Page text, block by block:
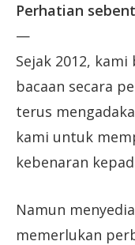
Perhatian
—
Sejak 2012,
bacaan secara
terus
kami untuk
kebenaran
Namun
memerlukan